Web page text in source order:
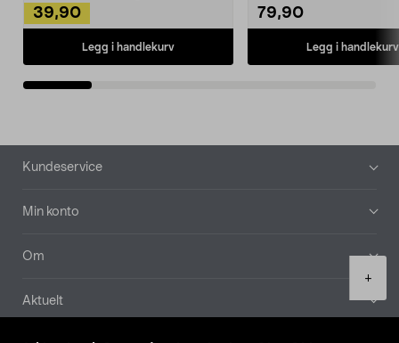
+
39,90
Legg i handlekurv
79,90
Legg i handlekurv
Bunntekst
Kundeservice
Min konto
Om
Aktuelt